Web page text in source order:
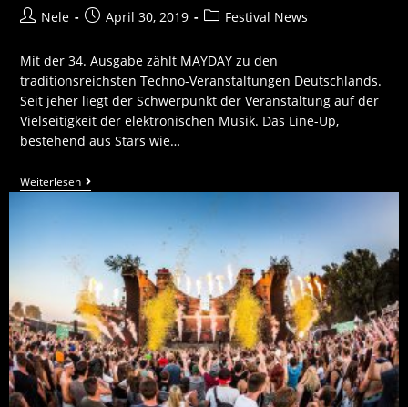
Nele April 30, 2019 Festival News
Mit der 34. Ausgabe zählt MAYDAY zu den
traditionsreichsten Techno-Veranstaltungen Deutschlands.
Seit jeher liegt der Schwerpunkt der Veranstaltung auf der
Vielseitigkeit der elektronischen Musik. Das Line-Up,
bestehend aus Stars wie…
Weiterlesen